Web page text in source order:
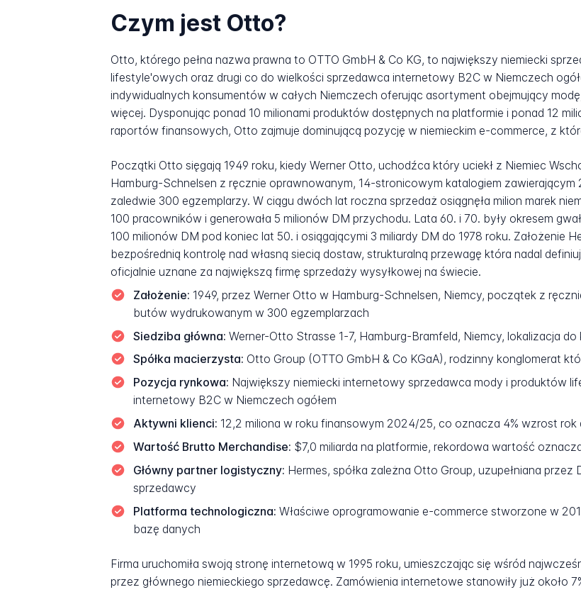
Czym jest Otto?
Otto, którego pełna nazwa prawna to OTTO GmbH & Co KG, to największy niemiecki
lifestyle'owych oraz drugi co do wielkości sprzedawca internetowy B2C w Niemczech
indywidualnych konsumentów w całych Niemczech oferując asortyment obejmujący
więcej. Dysponując ponad 10 milionami produktów dostępnych na platformie i ponad 12
raportów finansowych, Otto zajmuje dominującą pozycję w niemieckim e-commerce, z
Początki Otto sięgają 1949 roku, kiedy Werner Otto, uchodźca który uciekł z Niemiec
Hamburg-Schnelsen z ręcznie oprawnowanym, 14-stronicowym katalogiem
zaledwie 300 egzemplarzy. W ciągu dwóch lat roczna sprzedaż osiągnęła milion marek
100 pracowników i generowała 5 milionów DM przychodu. Lata 60. i 70. były okresem
100 milionów DM pod koniec lat 50. i osiągającymi 3 miliardy DM do 1978 roku. Założenie
bezpośrednią kontrolę nad własną siecią dostaw, strukturalną przewagę która nadal
oficjalnie uznane za największą firmę sprzedaży wysyłkowej na świecie.
Założenie: 1949, przez Werner Otto w Hamburg-Schnelsen, Niemcy, początek z
butów wydrukowanym w 300 egzemplarzach
Siedziba główna: Werner-Otto Strasse 1-7, Hamburg-Bramfeld, Niemcy, lokalizacja do
Spółka macierzysta: Otto Group (OTTO GmbH & Co KGaA), rodzinny konglomerat
Pozycja rynkowa: Największy niemiecki internetowy sprzedawca mody i produktów
internetowy B2C w Niemczech ogółem
Aktywni klienci: 12,2 miliona w roku finansowym 2024/25, co oznacza 4% wzrost rok
Wartość Brutto Merchandise: $7,0 miliarda na platformie, rekordowa wartość
Główny partner logistyczny: Hermes, spółka zależna Otto Group, uzupełniana
sprzedawcy
Platforma technologiczna: Właściwe oprogramowanie e-commerce stworzone w
bazę danych
Firma uruchomiła swoją stronę internetową w 1995 roku, umieszczając się wśród
przez głównego niemieckiego sprzedawcę. Zamówienia internetowe stanowiły już około